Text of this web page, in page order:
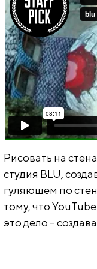
Рисовать на
студия BLU,
гуляющем по
тому, что
это дело –